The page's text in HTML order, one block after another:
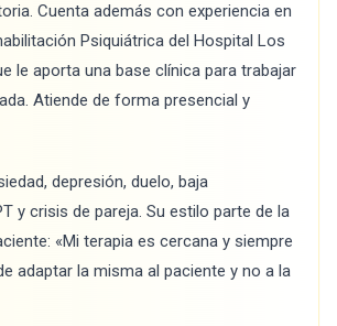
Cuenta además con experiencia en
Psiquiátrica del Hospital Los
le aporta una base clínica para trabajar
Atiende de forma presencial y
depresión, duelo, baja
y crisis de pareja. Su estilo parte de la
«Mi terapia es cercana y siempre
adaptar la misma al paciente y no a la